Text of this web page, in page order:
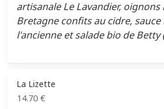
artisanale Le Lavandier, oignons
Bretagne confits au cidre,
l'ancienne et salade bio de Betty
La Lizette
14.70 €